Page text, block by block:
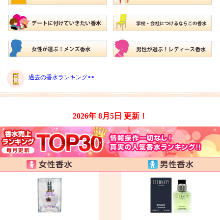
過去の香水ランキング>>
2026年 8月5日 更新！